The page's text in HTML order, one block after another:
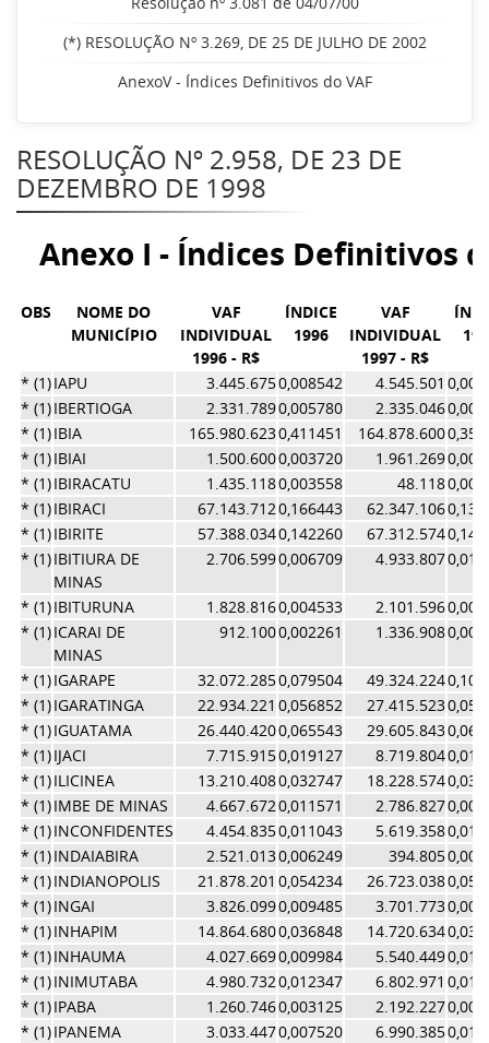
(*) RESOLUÇÃO Nº 3.269, DE 25 DE JULHO DE 2002
AnexoV - Índices Definitivos do VAF
RESOLUÇÃO Nº 2.958, DE 23 DE
DEZEMBRO DE 1998
Anexo I - Índices Definitivos
OBS
NOME DO
MUNICÍPIO
VAF
INDIVIDUAL
1996 - R$
ÍNDICE
1996
VAF
INDIVIDUAL
1997 - R$
* (1)IAPU 3.445.6750,008542 4.545.501
* (1)IBERTIOGA 2.331.7890,005780 2.335.046
* (1)IBIA 165.980.6230,411451 164.878.600
* (1)IBIAI 1.500.6000,003720 1.961.269
* (1)IBIRACATU 1.435.1180,003558 48.118
* (1)IBIRACI 67.143.7120,166443 62.347.106
* (1)IBIRITE 57.388.0340,142260 67.312.574
* (1)IBITIURA DE
MINAS
2.706.5990,006709 4.933.807
* (1)IBITURUNA 1.828.8160,004533 2.101.596
* (1)ICARAI DE
MINAS
912.1000,002261 1.336.908
* (1)IGARAPE 32.072.2850,079504 49.324.224
* (1)IGARATINGA 22.934.221 0,056852 27.415.523
* (1)IGUATAMA 26.440.4200,065543 29.605.843
* (1)IJACI 7.715.9150,019127 8.719.804
* (1)ILICINEA 13.210.4080,032747 18.228.574
* (1)IMBE DE MINAS 4.667.6720,011571 2.786.827
* (1)INCONFIDENTES 4.454.8350,011043 5.619.358
* (1)INDAIABIRA 2.521.0130,006249 394.805
* (1)INDIANOPOLIS 21.878.201 0,054234 26.723.038
* (1)INGAI 3.826.0990,009485 3.701.773
* (1)INHAPIM 14.864.6800,036848 14.720.634
* (1)INHAUMA 4.027.6690,009984 5.540.449
* (1)INIMUTABA 4.980.7320,012347 6.802.971
* (1)IPABA 1.260.7460,003125 2.192.227
* (1)IPANEMA 3.033.4470,007520 6.990.385